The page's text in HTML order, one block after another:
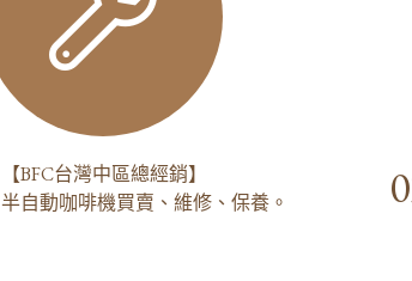
【BFC台灣中區總經銷】
半自動咖啡機買賣、維修、保養。